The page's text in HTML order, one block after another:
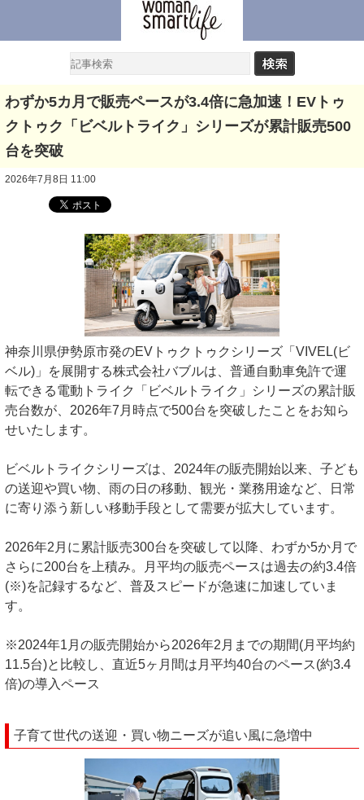
わずか5カ月で販売ペースが3.4倍に急加速！EVトゥ
クトゥク「ビベルトライク」シリーズが累計販売500
台を突破
2026年7月8日 11:00
神奈川県伊勢原市発のEVトゥクトゥクシリーズ「VIVEL(ビ
ベル)」を展開する株式会社バブルは、普通自動車免許で運
転できる電動トライク「ビベルトライク」シリーズの累計販
売台数が、2026年7月時点で500台を突破したことをお知ら
せいたします。
ビベルトライクシリーズは、2024年の販売開始以来、子ども
の送迎や買い物、雨の日の移動、観光・業務用途など、日常
に寄り添う新しい移動手段として需要が拡大しています。
2026年2月に累計販売300台を突破して以降、わずか5か月で
さらに200台を上積み。月平均の販売ペースは過去の約3.4倍
(※)を記録するなど、普及スピードが急速に加速していま
す。
※2024年1月の販売開始から2026年2月までの期間(月平均約
11.5台)と比較し、直近5ヶ月間は月平均40台のペース(約3.4
倍)の導入ペース
子育て世代の送迎・買い物ニーズが追い風に急増中